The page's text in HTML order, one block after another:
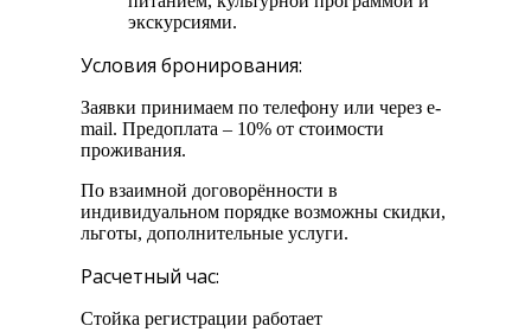
экскурсиями.
Условия бронирования:
Заявки принимаем по телефону или через e-
mail. Предоплата – 10% от стоимости
проживания.
По взаимной договорённости в
индивидуальном порядке возможны скидки,
льготы, дополнительные услуги.
Расчетный час:
Стойка регистрации работает